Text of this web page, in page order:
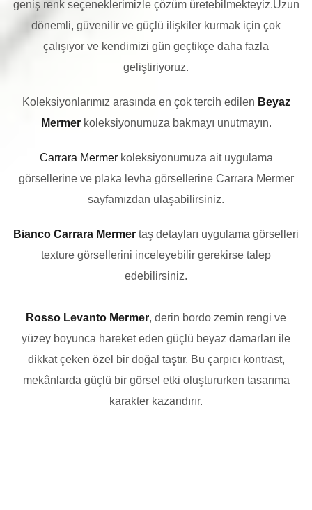
geniş renk seçeneklerimizle çözüm üretebilmekteyiz.Uzun
dönemli, güvenilir ve güçlü ilişkiler kurmak için çok
çalışıyor ve kendimizi gün geçtikçe daha fazla
geliştiriyoruz.
Koleksiyonlarımız arasında en çok tercih edilen Beyaz
Mermerkoleksiyonumuza bakmayı unutmayın.
Carrara Mermerkoleksiyonumuza ait uygulama
görsellerine ve plaka levha görsellerine Carrara Mermer
sayfamızdan ulaşabilirsiniz.
Bianco Carrara Mermer taş detayları uygulama görselleri
texture görsellerini inceleyebilir gerekirse talep
edebilirsiniz.
Rosso Levanto Mermer, derin bordo zemin rengi ve
yüzey boyunca hareket eden güçlü beyaz damarları ile
dikkat çeken özel bir doğal taştır. Bu çarpıcı kontrast,
mekânlarda güçlü bir görsel etki oluştururken tasarıma
karakter kazandırır.